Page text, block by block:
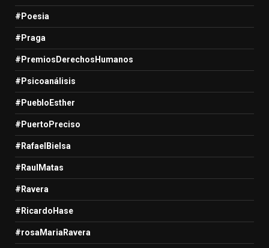
#Poesia
#Praga
#PremiosDerechosHumanos
#Psicoanálisis
#PuebloEsther
#PuertoPreciso
#RafaelBielsa
#RaulMatas
#Ravera
#RicardoHase
#rosaMariaRavera